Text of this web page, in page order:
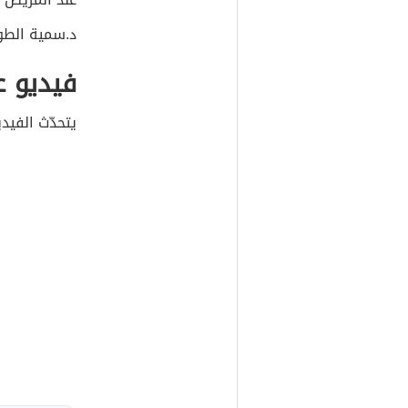
د.سمية
يتحدّث